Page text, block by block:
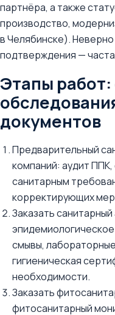
партнёра, а также
производство,
в Челябинске).
подтверждения —
Этапы работ:
документов
Предварительный
компаний: аудит
санитарным
корректирующих
Заказать
смывы,
гигиеническая
необходимости.
Заказать
фитосанитарный